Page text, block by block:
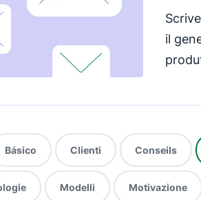
il
Básico Clienti Conseils
Modelli Motivazione